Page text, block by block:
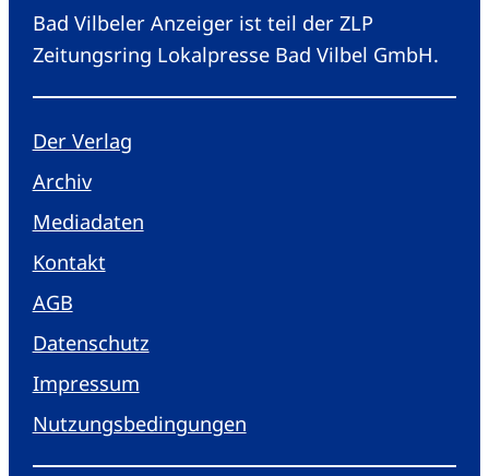
Bad Vilbeler Anzeiger ist teil der ZLP
Zeitungsring Lokalpresse Bad Vilbel GmbH.
Der Verlag
Archiv
Mediadaten
Kontakt
AGB
Datenschutz
Impressum
Nutzungsbedingungen